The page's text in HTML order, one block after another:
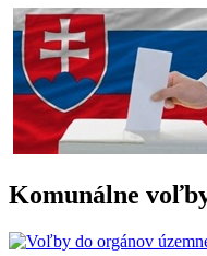
Komunálne